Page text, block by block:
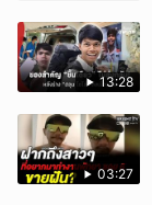
13:28
03:27